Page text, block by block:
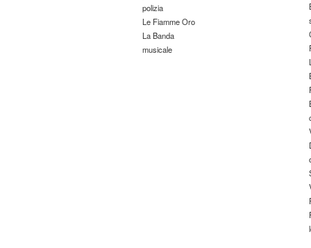
polizia
Le Fiamme Oro
La Banda
musicale